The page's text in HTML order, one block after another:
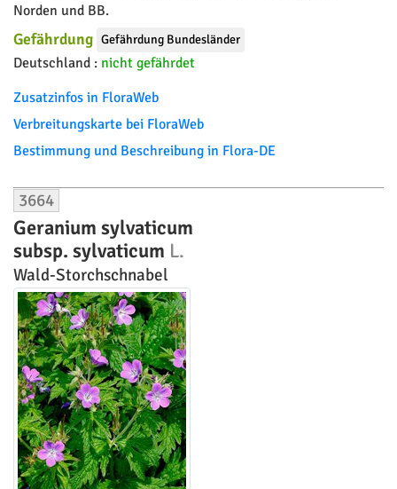
Norden und BB.
Gefährdung Gefährdung Bundesländer
Deutschland : nicht gefährdet
Zusatzinfos in FloraWeb
Verbreitungskarte bei FloraWeb
Bestimmung und Beschreibung in Flora-DE
3664
Geranium sylvaticum
subsp. sylvaticum L.
Wald-Storchschnabel